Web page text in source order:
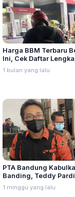
Harga BBM Terbaru
Ini, Cek Daftar
Seluruh Indonesia
1 bulan yang lalu
PTA Bandung
Banding, Teddy
Bintang Ditetapkan
Lina Jubaedah
1 minggu yang lalu